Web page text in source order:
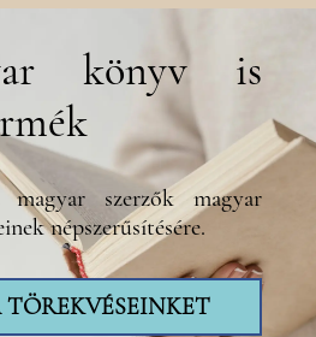
könyv is
szerzők magyar
népszerűsítésére.
TÖREKVÉSEINKET